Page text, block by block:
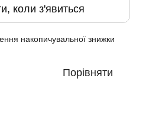
коли з'явиться
накопичувальної знижки
Порівняти